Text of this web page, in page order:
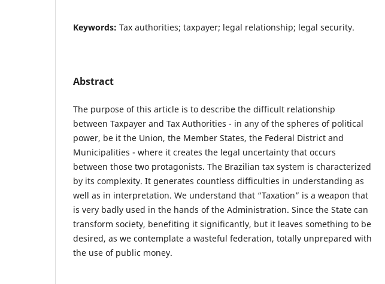
Keywords: Tax authorities; taxpayer; legal relationship; legal security.
Abstract
The purpose of this article is to describe the difficult relationship
between Taxpayer and Tax Authorities - in any of the spheres of political
power, be it the Union, the Member States, the Federal District and
Municipalities - where it creates the legal uncertainty that occurs
between those two protagonists. The Brazilian tax system is characterized
by its complexity. It generates countless difficulties in understanding as
well as in interpretation. We understand that “Taxation” is a weapon that
is very badly used in the hands of the Administration. Since the State can
transform society, benefiting it significantly, but it leaves something to be
desired, as we contemplate a wasteful federation, totally unprepared with
the use of public money.